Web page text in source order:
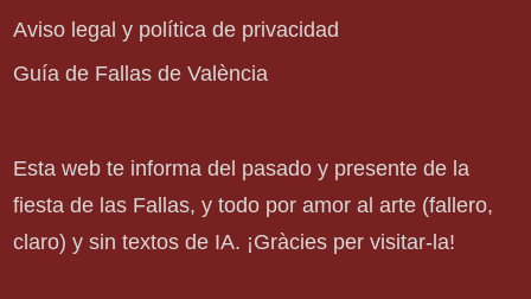
Aviso legal y política de privacidad
Guía de Fallas de València
Esta web te informa del pasado y presente de la
fiesta de las Fallas, y todo por amor al arte (fallero,
claro) y sin textos de IA. ¡Gràcies per visitar-la!